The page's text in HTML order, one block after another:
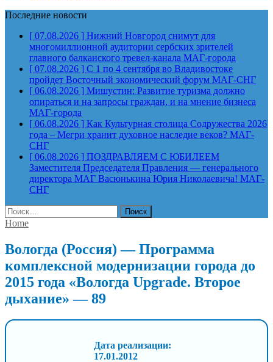
Последние новости
[ 07.08.2026 ] Нижний Новгород снимут для
многомиллионной аудитории сербских зрителей
главного балканского тревел-канала МАГ-города
[ 07.08.2026 ] С 1 по 4 сентября во Владивостоке
пройдет Восточный экономический форум МАГ-СНГ
[ 06.08.2026 ] Мишустин: Развитие туризма должно
опираться и на запросы граждан, и на мнение бизнеса
МАГ-города
[ 06.08.2026 ] Как Культурная столица Содружества 2026
года – Мегри хранит духовное наследие веков? МАГ-
СНГ
[ 06.08.2026 ] ПОЗДРАВЛЯЕМ С ЮБИЛЕЕМ
Заместителя Председателя Правления — генерального
директора МАГ Васюнькина Юрия Николаевича! МАГ-
СНГ
Найти:
Home
Вологда (Россия) — Программа
комплексной модернизации города до
2015 года «Вологда Upgrade. Второе
дыхание» — 89
Дата реализации:
17.01.2012